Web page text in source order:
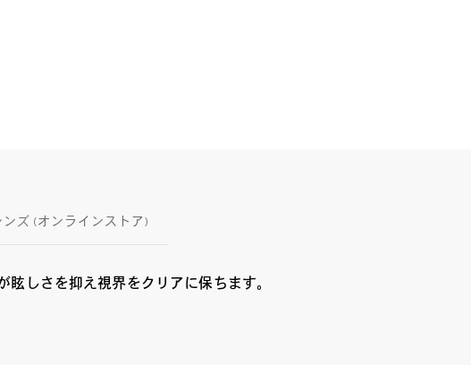
ンズ (オンラインストア)
眩しさを抑え視界をクリアに保ちます。